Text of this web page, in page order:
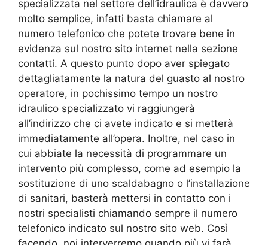
specializzata nel settore dell’idraulica è davvero
molto semplice, infatti basta chiamare al
numero telefonico che potete trovare bene in
evidenza sul nostro sito internet nella sezione
contatti. A questo punto dopo aver spiegato
dettagliatamente la natura del guasto al nostro
operatore, in pochissimo tempo un nostro
idraulico specializzato vi raggiungerà
all’indirizzo che ci avete indicato e si metterà
immediatamente all’opera. Inoltre, nel caso in
cui abbiate la necessità di programmare un
intervento più complesso, come ad esempio la
sostituzione di uno scaldabagno o l’installazione
di sanitari, basterà mettersi in contatto con i
nostri specialisti chiamando sempre il numero
telefonico indicato sul nostro sito web. Così